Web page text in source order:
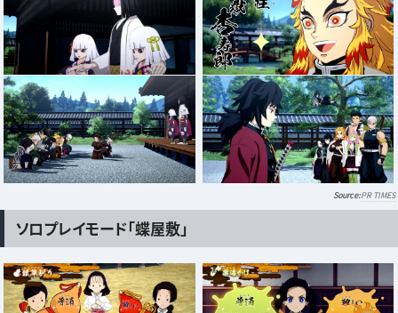
PR TIMES
ソロプレイモード「蝶屋敷」